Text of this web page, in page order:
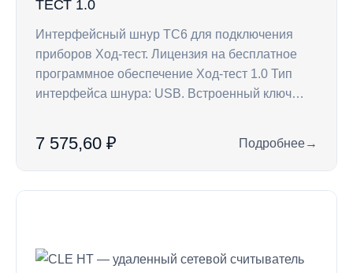
ТЕСТ 1.0
Интерфейсный шнур ТС6 для подключения
приборов Ход-тест. Лицензия на бесплатное
программное обеспечение Ход-тест 1.0 Тип
интерфейса шнура: USB. Встроенный ключ…
7 575,60 ₽ Подробнее
: Интерфейсный
→